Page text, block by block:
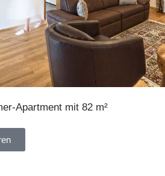
Apartment mit 82 m²